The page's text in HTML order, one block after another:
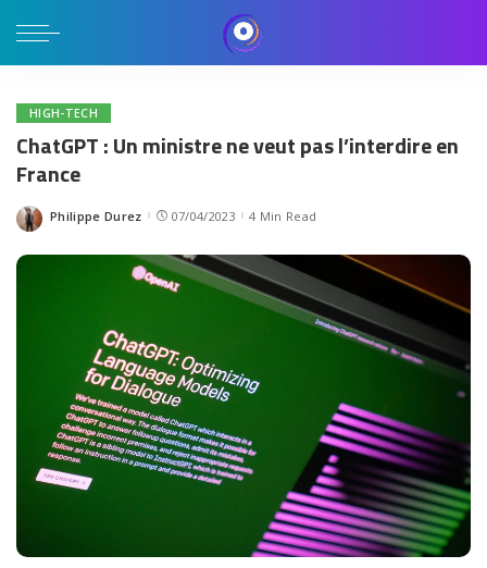
HIGH-TECH
ChatGPT : Un ministre ne veut pas l’interdire en
France
Posted
Philippe Durez 07/04/2023 4 Min Read